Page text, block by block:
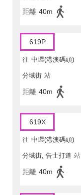
距離 40m
619P
往 中環(港澳碼頭)
分域街 站
距離 40m
619X
往 中環(港澳碼頭)
分域街, 告士打道 站
距離 40m